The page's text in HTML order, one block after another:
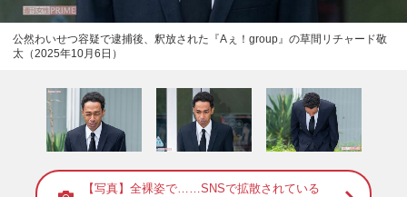
公然わいせつ容疑で逮捕後、釈放された『Aぇ！group』の草間リチャード敬
太（2025年10月6日）
【写真】全裸姿で……SNSで拡散されている